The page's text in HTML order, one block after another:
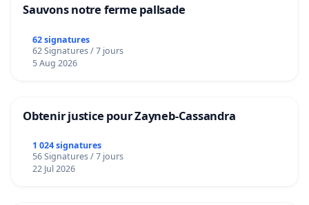
Sauvons notre ferme pallsade
62 signatures
62 Signatures / 7 jours
5 Aug 2026
Obtenir justice pour Zayneb-Cassandra
1 024 signatures
56 Signatures / 7 jours
22 Jul 2026